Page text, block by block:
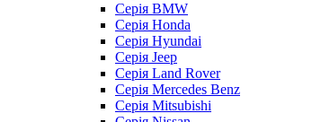
Серія BMW
Серія Honda
Серія Hyundai
Серія Jeep
Серія Land Rover
Серія Mercedes Benz
Серія Mitsubishi